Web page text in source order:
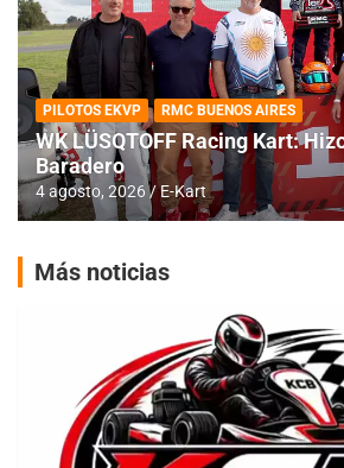
PILOTOS EKVP RMC BUENOS AIRES
WK LÜSQTOFF Racing Kart:
Baradero
4 agosto, 2026 E-Kart
Más noticias